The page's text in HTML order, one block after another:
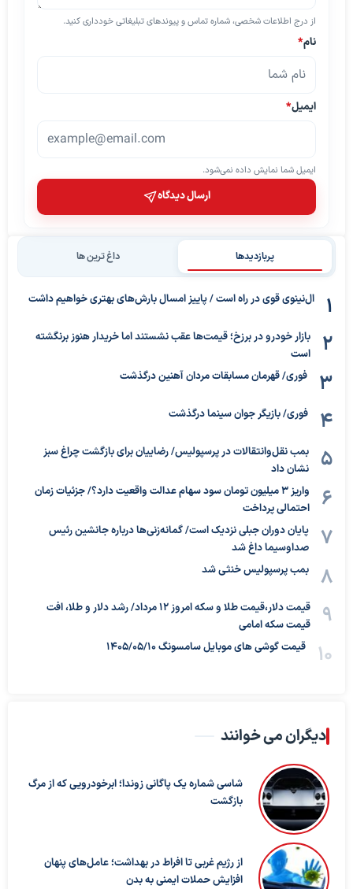
از درج اطلاعات شخصی، شماره تماس و پیوندهای تبلیغاتی خودداری کنید.
نام*
ایمیل*
ایمیل شما نمایش داده نمی‌شود.
ارسال دیدگاه
پربازدیدها داغ ترین ها
ال‌نینوی قوی در راه است / پاییز امسال بارش‌های بهتری خواهیم داشت
بازار خودرو در برزخ؛ قیمت‌ها عقب نشستند اما خریدار هنوز برنگشته
است
فوری/ قهرمان مسابقات مردان آهنین درگذشت
فوری/ بازیگر جوان سینما درگذشت
بمب نقل‌وانتقالات در پرسپولیس/ رضاییان برای بازگشت چراغ سبز
نشان داد
واریز ۳ میلیون تومان سود سهام عدالت واقعیت دارد؟/ جزئیات زمان
احتمالی پرداخت
پایان دوران جبلی نزدیک است/ گمانه‌زنی‌ها درباره جانشین رئیس
صداوسیما داغ شد
بمب پرسپولیس خنثی شد
قیمت دلار،قیمت طلا و سکه امروز ۱۲ مرداد/ رشد دلار و طلا، افت
قیمت سکه امامی
قیمت گوشی های موبایل سامسونگ 1405/05/10
دیگران می خوانند
شاسی شماره یک پاگانی زوندا؛ ابرخودرویی که از مرگ
بازگشت
از رژیم غربی تا افراط در بهداشت؛ عامل‌های پنهان
افزایش حملات ایمنی به بدن